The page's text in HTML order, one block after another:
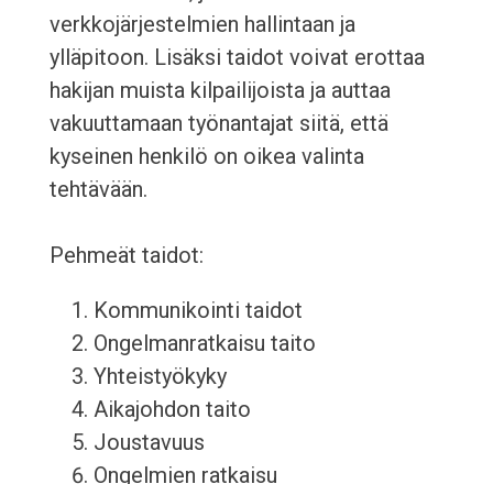
verkkojärjestelmien hallintaan ja
ylläpitoon. Lisäksi taidot voivat erottaa
hakijan muista kilpailijoista ja auttaa
vakuuttamaan työnantajat siitä, että
kyseinen henkilö on oikea valinta
tehtävään.
Pehmeät taidot:
Kommunikointi taidot
Ongelmanratkaisu taito
Yhteistyökyky
Aikajohdon taito
Joustavuus
Ongelmien ratkaisu